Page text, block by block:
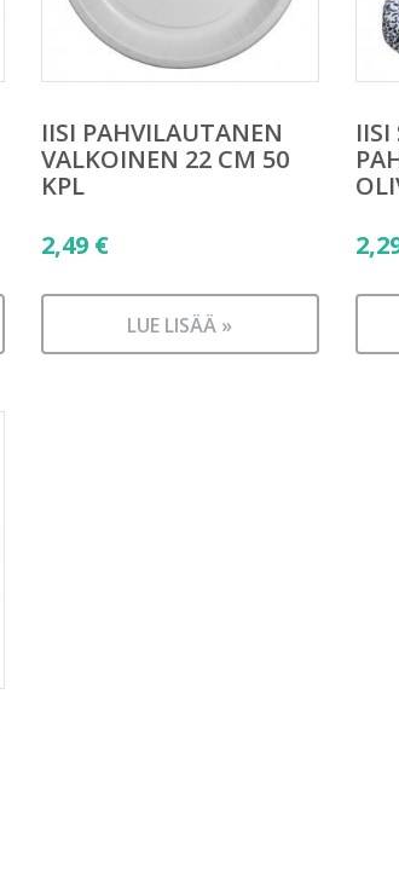
IISI PAHVILAUTANEN
VALKOINEN 22 CM 50
KPL
2,49 €
LUE LISÄÄ »
IISI